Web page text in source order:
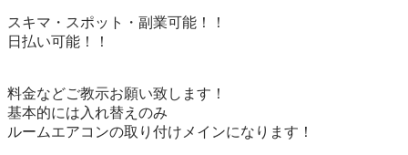
スキマ・スポット・副業可能！！
日払い可能！！
料金などご教示お願い致します！
基本的には入れ替えのみ
ルームエアコンの取り付けメインになります！